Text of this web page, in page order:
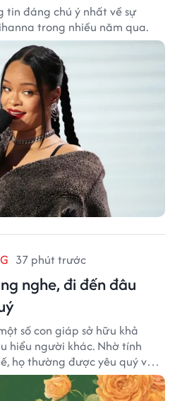
đáng chú ý nhất về sự
trong nhiều năm qua.
37 phút trước
nghe, đi đến đâu
số con giáp sở hữu khả
hiểu người khác. Nhờ tính
họ thường được yêu quý và
hệ tốt đẹp.